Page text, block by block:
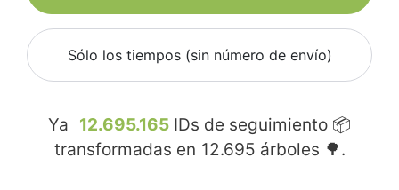
Sólo los tiempos (sin número de envío)
Ya 12.695.165 IDs de seguimiento 📦
transformadas en 12.695 árboles 🌳.